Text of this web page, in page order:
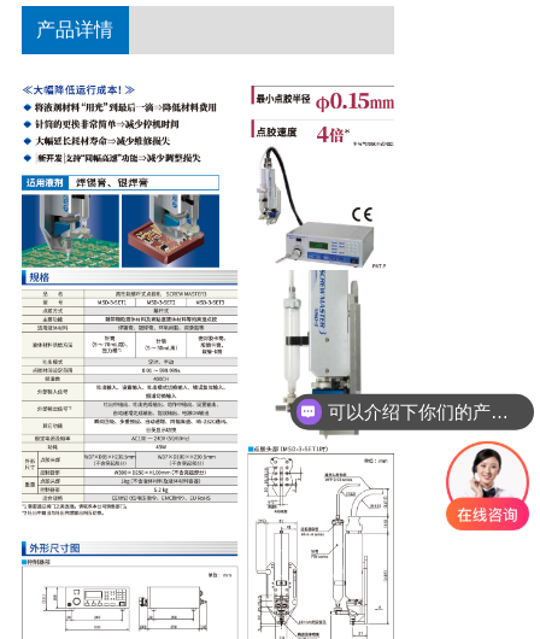
产品详情
可以介绍下你们的产品么